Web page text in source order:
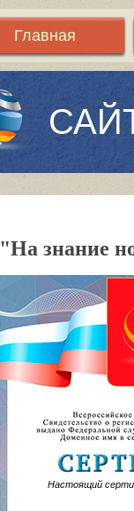
Главная
"На знание
Настоящий